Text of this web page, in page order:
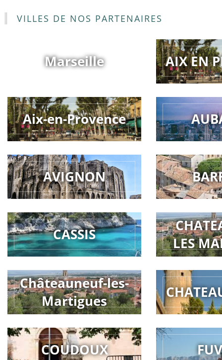
VILLES DE NOS PARTENAIRES
Marseille AIX EN
Aix-en-Provence
AVIGNON
CASSIS
LES
Châteauneuf-les-
Martigues
COUDOUX